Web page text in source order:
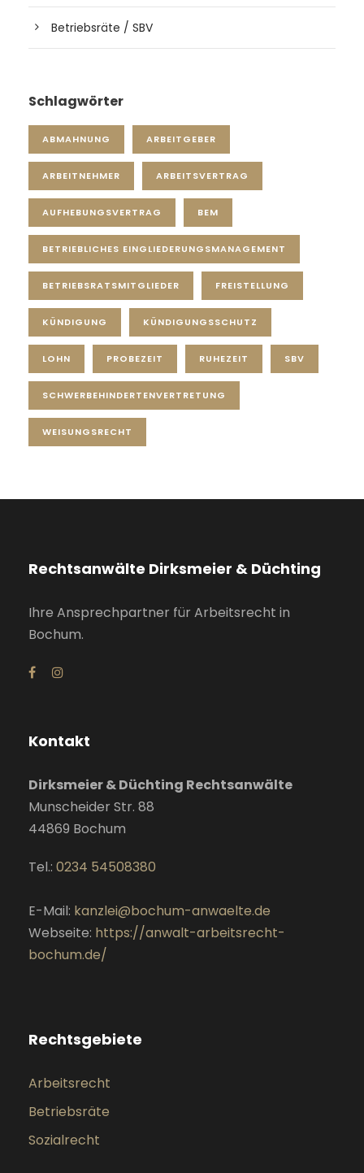
Betriebsräte / SBV
Schlagwörter
ABMAHNUNG ARBEITGEBER
ARBEITNEHMER ARBEITSVERTRAG
AUFHEBUNGSVERTRAG BEM
BETRIEBLICHES EINGLIEDERUNGSMANAGEMENT
BETRIEBSRATSMITGLIEDER FREISTELLUNG
KÜNDIGUNG KÜNDIGUNGSSCHUTZ
LOHN PROBEZEIT RUHEZEIT SBV
SCHWERBEHINDERTENVERTRETUNG
WEISUNGSRECHT
Rechtsanwälte Dirksmeier & Düchting
Ihre Ansprechpartner für Arbeitsrecht in
Bochum.
Kontakt
Dirksmeier & Düchting Rechtsanwälte
Munscheider Str. 88
44869 Bochum
Tel.: 0234 54508380
E-Mail: kanzlei@bochum-anwaelte.de
Webseite: https://anwalt-arbeitsrecht-
bochum.de/
Rechtsgebiete
Arbeitsrecht
Betriebsräte
Sozialrecht